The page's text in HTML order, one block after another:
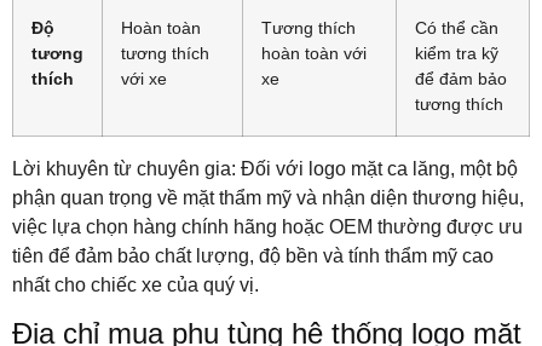
Độ
tương
thích
Hoàn toàn
tương thích
với xe
Tương thích
hoàn toàn với
xe
Có thể cần
kiểm tra kỹ
để đảm bảo
tương thích
Lời khuyên từ chuyên gia: Đối với logo mặt ca lăng, một bộ
phận quan trọng về mặt thẩm mỹ và nhận diện thương hiệu,
việc lựa chọn hàng chính hãng hoặc OEM thường được ưu
tiên để đảm bảo chất lượng, độ bền và tính thẩm mỹ cao
nhất cho chiếc xe của quý vị.
Địa chỉ mua phụ tùng hệ thống logo mặt